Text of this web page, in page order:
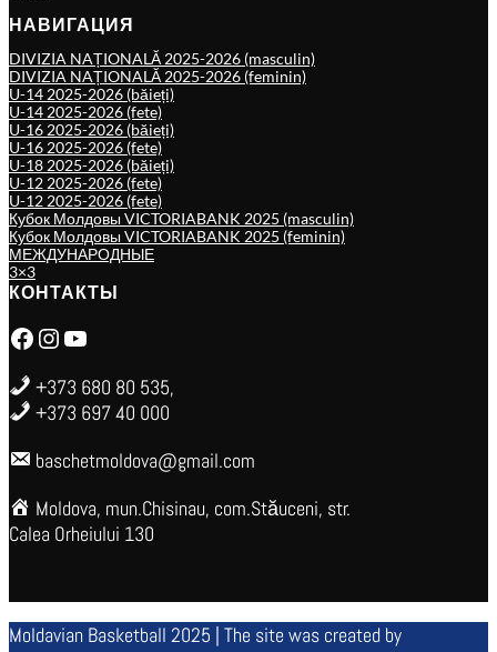
НАВИГАЦИЯ
DIVIZIA NAȚIONALĂ 2025-2026 (masculin)
DIVIZIA NAȚIONALĂ 2025-2026 (feminin)
U-14 2025-2026 (băieți)
U-14 2025-2026 (fete)
U-16 2025-2026 (băieți)
U-16 2025-2026 (fete)
U-18 2025-2026 (băieți)
U-12 2025-2026 (fete)
U-12 2025-2026 (fete)
Кубок Молдовы VICTORIABANK 2025 (masculin)
Кубок Молдовы VICTORIABANK 2025 (feminin)
МЕЖДУНАРОДНЫЕ
3×3
КОНТАКТЫ
Facebook Instagram YouTube
+373 680 80 535,
+373 697 40 000
baschetmoldova@gmail.com
Moldova, mun.Chisinau, com.Stăuceni, str.
Calea Orheiului 130
Moldavian Basketball 2025 | The site was created by